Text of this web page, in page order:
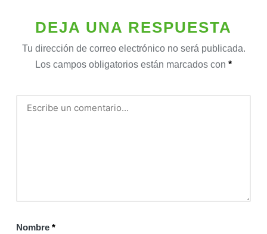
DEJA UNA RESPUESTA
Tu dirección de correo electrónico no será publicada.
Los campos obligatorios están marcados con *
Nombre *